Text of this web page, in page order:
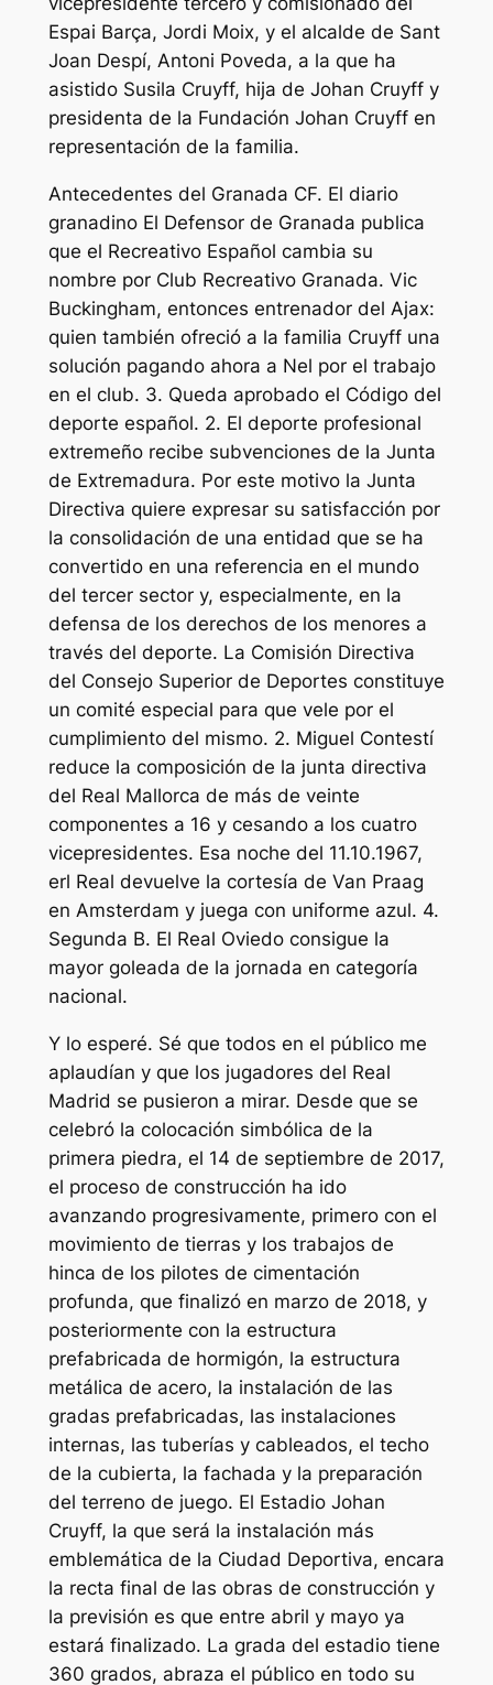
Espai Barça, Jordi Moix, y el alcalde de Sant
Joan Despí, Antoni Poveda, a la que ha
asistido Susila Cruyff, hija de Johan Cruyff y
presidenta de la Fundación Johan Cruyff en
representación de la familia.
Antecedentes del Granada CF. El diario
granadino El Defensor de Granada publica
que el Recreativo Español cambia su
nombre por Club Recreativo Granada. Vic
Buckingham, entonces entrenador del Ajax:
quien también ofreció a la familia Cruyff una
solución pagando ahora a Nel por el trabajo
en el club. 3. Queda aprobado el Código del
deporte español. 2. El deporte profesional
extremeño recibe subvenciones de la Junta
de Extremadura. Por este motivo la Junta
Directiva quiere expresar su satisfacción por
la consolidación de una entidad que se ha
convertido en una referencia en el mundo
del tercer sector y, especialmente, en la
defensa de los derechos de los menores a
través del deporte. La Comisión Directiva
del Consejo Superior de Deportes constituye
un comité especial para que vele por el
cumplimiento del mismo. 2. Miguel Contestí
reduce la composición de la junta directiva
del Real Mallorca de más de veinte
componentes a 16 y cesando a los cuatro
vicepresidentes. Esa noche del 11.10.1967,
erl Real devuelve la cortesía de Van Praag
en Amsterdam y juega con uniforme azul. 4.
Segunda B. El Real Oviedo consigue la
mayor goleada de la jornada en categoría
nacional.
Y lo esperé. Sé que todos en el público me
aplaudían y que los jugadores del Real
Madrid se pusieron a mirar. Desde que se
celebró la colocación simbólica de la
primera piedra, el 14 de septiembre de 2017,
el proceso de construcción ha ido
avanzando progresivamente, primero con el
movimiento de tierras y los trabajos de
hinca de los pilotes de cimentación
profunda, que finalizó en marzo de 2018, y
posteriormente con la estructura
prefabricada de hormigón, la estructura
metálica de acero, la instalación de las
gradas prefabricadas, las instalaciones
internas, las tuberías y cableados, el techo
de la cubierta, la fachada y la preparación
del terreno de juego. El Estadio Johan
Cruyff, la que será la instalación más
emblemática de la Ciudad Deportiva, encara
la recta final de las obras de construcción y
la previsión es que entre abril y mayo ya
estará finalizado. La grada del estadio tiene
360 grados, abraza el público en todo su